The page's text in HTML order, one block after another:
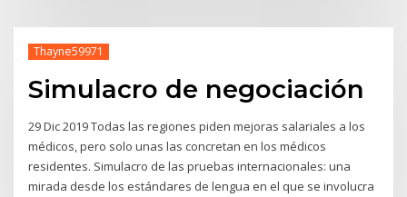
Thayne59971
Simulacro de negociación
29 Dic 2019 Todas las regiones piden mejoras salariales a los
médicos, pero solo unas las concretan en los médicos
residentes. Simulacro de las pruebas internacionales: una
mirada desde los estándares de lengua en el que se involucra